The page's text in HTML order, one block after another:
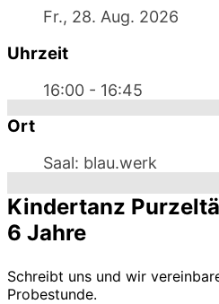
Fr., 28. Aug. 2026
Uhrzeit
16:00 - 16:45
Ort
Saal: blau.werk
Kindertanz
6 Jahre
Schreibt uns und wir
Probestunde.